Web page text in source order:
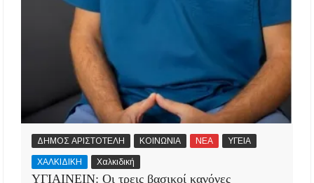
ΔΗΜΟΣ ΑΡΙΣΤΟΤΕΛΗ ΚΟΙΝΩΝΙΑ ΝΕΑ ΥΓΕΙΑ
ΧΑΛΚΙΔΙΚΗ Χαλκιδική
ΥΓΙΑΙΝΕΙΝ: Οι τρεις βασικοί κανόνες